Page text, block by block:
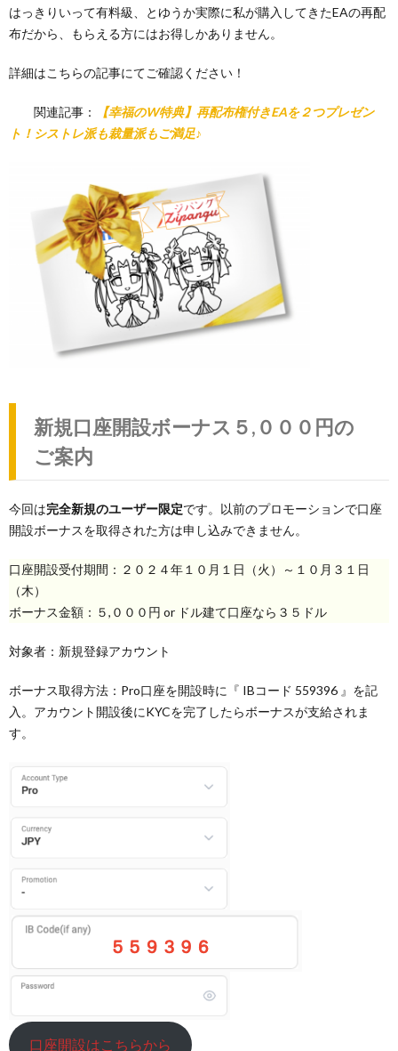
はっきりいって有料級、とゆうか実際に私が購入してきたEAの再配
布だから、もらえる方にはお得しかありません。
詳細はこちらの記事にてご確認ください！
関連記事：
【幸福のW特典】再配布権付きEAを２つプレゼン
ト！シストレ派も裁量派もご満足♪
新規口座開設ボーナス５,０００円の
ご案内
今回は完全新規のユーザー限定です。以前のプロモーションで口座
開設ボーナスを取得された方は申し込みできません。
口座開設受付期間：２０２４年１０月１日（火）～１０月３１日
（木）
ボーナス金額：５,０００円 or ドル建て口座なら３５ドル
対象者：新規登録アカウント
ボーナス取得方法：Pro口座を開設時に『 IBコード 559396 』を記
入。アカウント開設後にKYCを完了したらボーナスが支給されま
す。
口座開設はこちらから